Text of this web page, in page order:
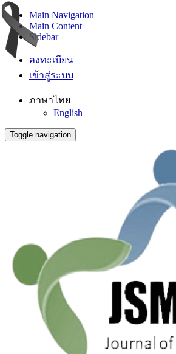
Main Navigation
Main Content
Sidebar
ลงทะเบียน
เข้าสู่ระบบ
ภาษาไทย
English
Toggle navigation